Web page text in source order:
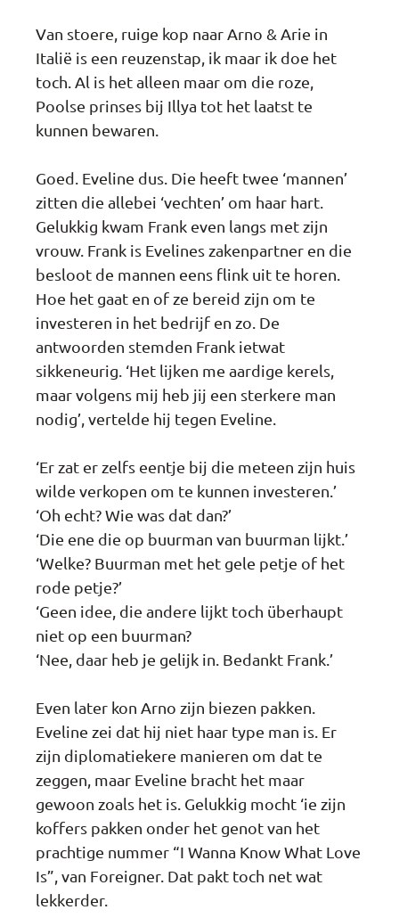
Van stoere, ruige kop naar Arno & Arie in
Italië is een reuzenstap, ik maar ik doe het
toch. Al is het alleen maar om die roze,
Poolse prinses bij Illya tot het laatst te
kunnen bewaren.
Goed. Eveline dus. Die heeft twee ‘mannen’
zitten die allebei ‘vechten’ om haar hart.
Gelukkig kwam Frank even langs met zijn
vrouw. Frank is Evelines zakenpartner en die
besloot de mannen eens flink uit te horen.
Hoe het gaat en of ze bereid zijn om te
investeren in het bedrijf en zo. De
antwoorden stemden Frank ietwat
sikkeneurig. ‘Het lijken me aardige kerels,
maar volgens mij heb jij een sterkere man
nodig’, vertelde hij tegen Eveline.
‘Er zat er zelfs eentje bij die meteen zijn huis
wilde verkopen om te kunnen investeren.’
‘Oh echt? Wie was dat dan?’
‘Die ene die op buurman van buurman lijkt.’
‘Welke? Buurman met het gele petje of het
rode petje?’
‘Geen idee, die andere lijkt toch überhaupt
niet op een buurman?
‘Nee, daar heb je gelijk in. Bedankt Frank.’
Even later kon Arno zijn biezen pakken.
Eveline zei dat hij niet haar type man is. Er
zijn diplomatiekere manieren om dat te
zeggen, maar Eveline bracht het maar
gewoon zoals het is. Gelukkig mocht ‘ie zijn
koffers pakken onder het genot van het
prachtige nummer “I Wanna Know What Love
Is”, van Foreigner. Dat pakt toch net wat
lekkerder.